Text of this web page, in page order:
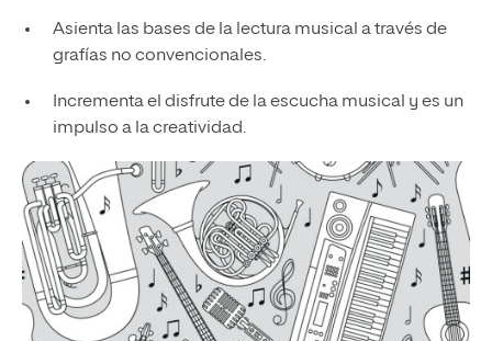
Asienta las bases de la lectura musical a través de
grafías no convencionales.
Incrementa el disfrute de la escucha musical y es un
impulso a la creatividad.